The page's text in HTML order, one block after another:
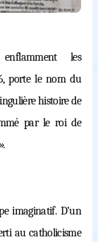
les
porte le nom du
histoire de
par le roi de
imaginatif. D’un
au catholicisme